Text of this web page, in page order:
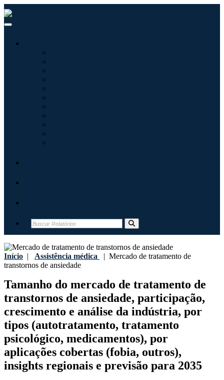
Início | Assistência médica | Mercado de tratamento de
transtornos de ansiedade
Tamanho do mercado de tratamento de
transtornos de ansiedade, participação,
crescimento e análise da indústria, por
tipos (autotratamento, tratamento
psicológico, medicamentos), por
aplicações cobertas (fobia, outros),
insights regionais e previsão para 2035